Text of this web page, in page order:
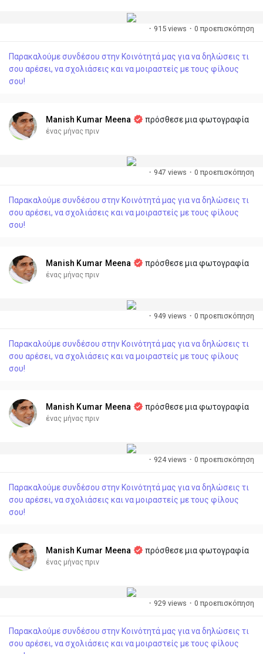
· 915 views · 0 προεπισκόπηση
Παρακαλούμε συνδέσου στην Κοινότητά μας για να δηλώσεις τι
σου αρέσει, να σχολιάσεις και να μοιραστείς με τους φίλους
σου!
Manish Kumar Meena πρόσθεσε μια φωτογραφία
ένας μήνας πριν
· 947 views · 0 προεπισκόπηση
Παρακαλούμε συνδέσου στην Κοινότητά μας για να δηλώσεις τι
σου αρέσει, να σχολιάσεις και να μοιραστείς με τους φίλους
σου!
Manish Kumar Meena πρόσθεσε μια φωτογραφία
ένας μήνας πριν
· 949 views · 0 προεπισκόπηση
Παρακαλούμε συνδέσου στην Κοινότητά μας για να δηλώσεις τι
σου αρέσει, να σχολιάσεις και να μοιραστείς με τους φίλους
σου!
Manish Kumar Meena πρόσθεσε μια φωτογραφία
ένας μήνας πριν
· 924 views · 0 προεπισκόπηση
Παρακαλούμε συνδέσου στην Κοινότητά μας για να δηλώσεις τι
σου αρέσει, να σχολιάσεις και να μοιραστείς με τους φίλους
σου!
Manish Kumar Meena πρόσθεσε μια φωτογραφία
ένας μήνας πριν
· 929 views · 0 προεπισκόπηση
Παρακαλούμε συνδέσου στην Κοινότητά μας για να δηλώσεις τι
σου αρέσει, να σχολιάσεις και να μοιραστείς με τους φίλους